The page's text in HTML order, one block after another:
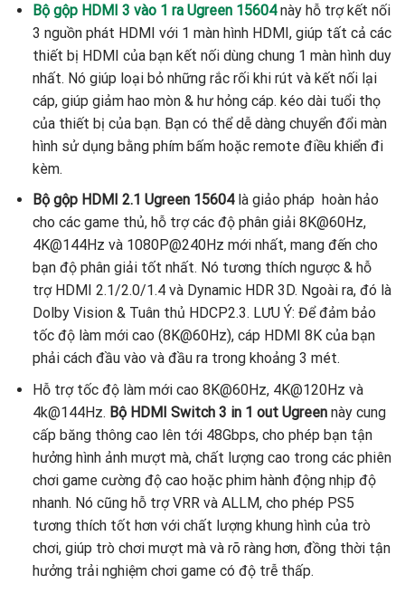
Bộ gộp HDMI 3 vào 1 ra Ugreen 15604này hỗ trợ kết nối
3 nguồn phát HDMI với 1 màn hình HDMI, giúp tất cả các
thiết bị HDMI của bạn kết nối dùng chung 1 màn hình duy
nhất. Nó giúp loại bỏ những rắc rối khi rút và kết nối lại
cáp, giúp giảm hao mòn & hư hỏng cáp. kéo dài tuổi thọ
của thiết bị của bạn. Bạn có thể dễ dàng chuyển đổi màn
hình sử dụng bằng phím bấm hoặc remote điều khiển đi
kèm.
Bộ gộp HDMI 2.1 Ugreen 15604là giảo pháp hoàn hảo
cho các game thủ, hỗ trợ các độ phân giải 8K@60Hz,
4K@144Hz và 1080P@240Hz mới nhất, mang đến cho
bạn độ phân giải tốt nhất. Nó tương thích ngược & hỗ
trợ HDMI 2.1/2.0/1.4 và Dynamic HDR 3D. Ngoài ra, đó là
Dolby Vision & Tuân thủ HDCP2.3. LƯU Ý: Để đảm bảo
tốc độ làm mới cao (8K@60Hz), cáp HDMI 8K của bạn
phải cách đầu vào và đầu ra trong khoảng 3 mét.
Hỗ trợ tốc độ làm mới cao 8K@60Hz, 4K@120Hz và
4k@144Hz. Bộ HDMI Switch 3 in 1 out Ugreennày cung
cấp băng thông cao lên tới 48Gbps, cho phép bạn tận
hưởng hình ảnh mượt mà, chất lượng cao trong các phiên
chơi game cường độ cao hoặc phim hành động nhịp độ
nhanh. Nó cũng hỗ trợ VRR và ALLM, cho phép PS5
tương thích tốt hơn với chất lượng khung hình của trò
chơi, giúp trò chơi mượt mà và rõ ràng hơn, đồng thời tận
hưởng trải nghiệm chơi game có độ trễ thấp.